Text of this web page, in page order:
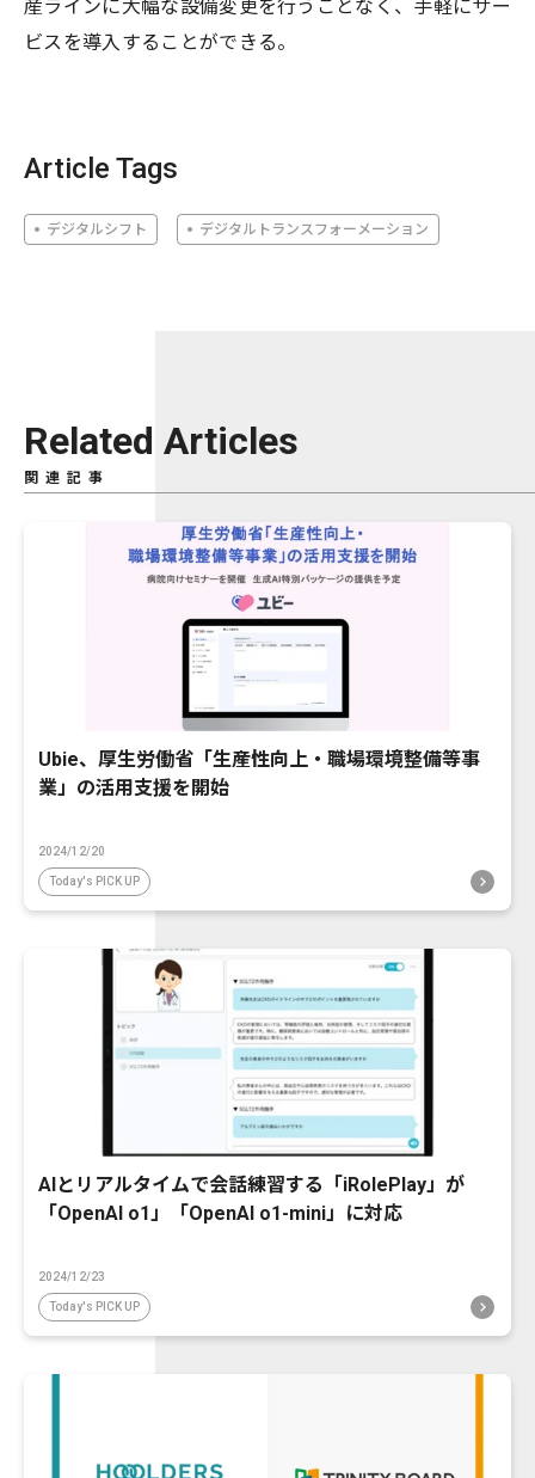
産ラインに大幅な設備変更を行うことなく、手軽にサー
ビスを導入することができる。
Article Tags
デジタルシフト デジタルトランスフォーメーション
Related Articles
関連記事
Ubie、厚生労働省「生産性向上・職場環境整備等事
業」の活用支援を開始
2024/12/20
Today's PICK UP
AIとリアルタイムで会話練習する「iRolePlay」が
「OpenAI o1」「OpenAI o1-mini」に対応
2024/12/23
Today's PICK UP